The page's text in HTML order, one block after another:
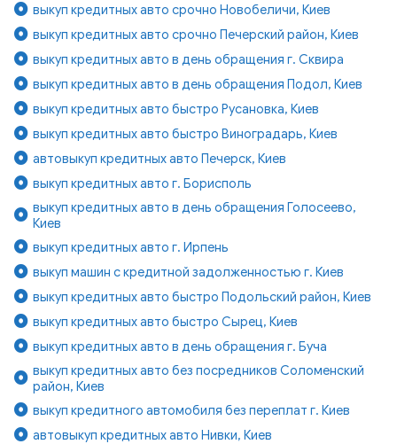
выкуп кредитных авто срочно Новобеличи, Киев
выкуп кредитных авто срочно Печерский район, Киев
выкуп кредитных авто в день обращения г. Сквира
выкуп кредитных авто в день обращения Подол, Киев
выкуп кредитных авто быстро Русановка, Киев
выкуп кредитных авто быстро Виноградарь, Киев
автовыкуп кредитных авто Печерск, Киев
выкуп кредитных авто г. Борисполь
выкуп кредитных авто в день обращения Голосеево,
Киев
выкуп кредитных авто г. Ирпень
выкуп машин с кредитной задолженностью г. Киев
выкуп кредитных авто быстро Подольский район, Киев
выкуп кредитных авто быстро Сырец, Киев
выкуп кредитных авто в день обращения г. Буча
выкуп кредитных авто без посредников Соломенский
район, Киев
выкуп кредитного автомобиля без переплат г. Киев
автовыкуп кредитных авто Нивки, Киев